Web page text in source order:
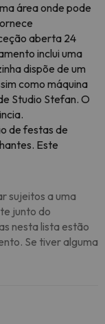
área onde pode
aberta 24
inclui uma
dispõe de um
como máquina
Studio Stefan. O
de festas de
Este
sujeitos a uma
junto do
nesta lista estão
Se tiver alguma